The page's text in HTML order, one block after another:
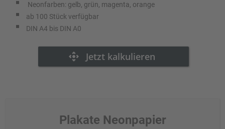
Neonfarben: gelb, grün, magenta, orange
ab 100 Stück verfügbar
DIN A4 bis DIN A0
Plakate Neonpapier